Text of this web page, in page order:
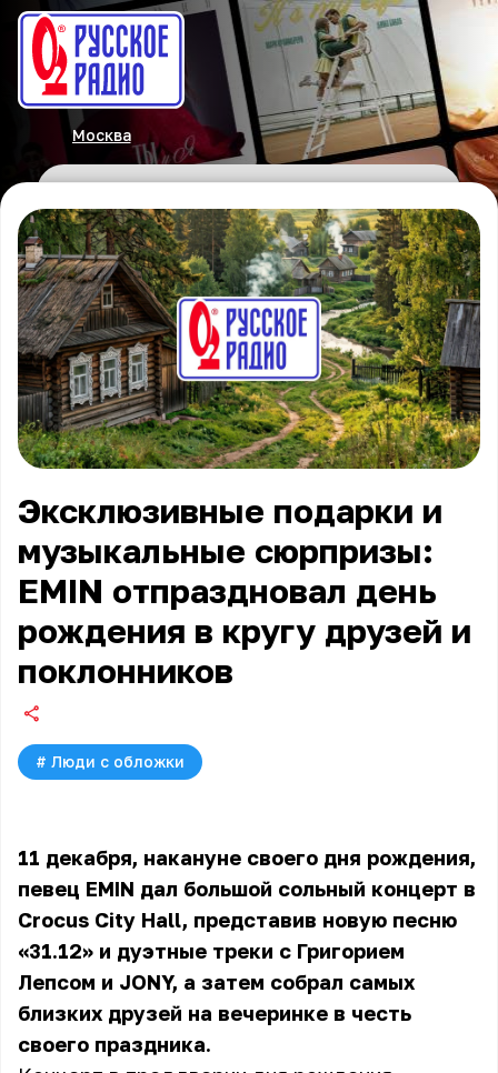
Москва
Эксклюзивные подарки и
музыкальные сюрпризы:
EMIN отпраздновал день
рождения в кругу друзей и
поклонников
# Люди с обложки
11 декабря, накануне своего дня рождения,
певец EMIN дал большой сольный концерт в
Crocus City Hall, представив новую песню
«31.12» и дуэтные треки с Григорием
Лепсом и JONY, а затем собрал самых
близких друзей на вечеринке в честь
своего праздника.